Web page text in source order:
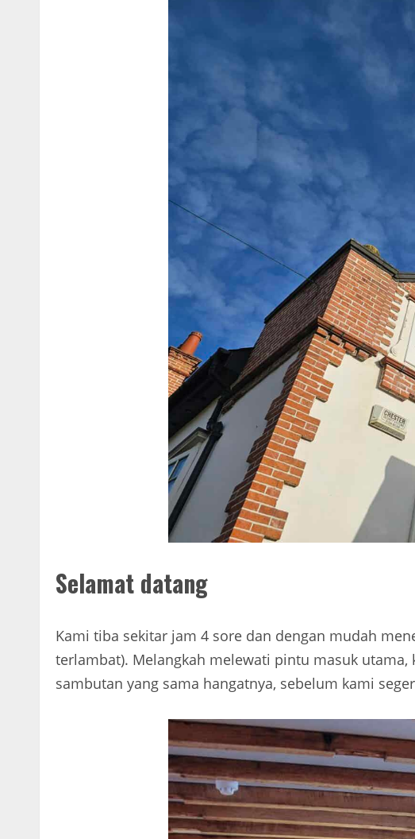
Selamat datang
Kami tiba sekitar jam 4 sore dan dengan mudah
terlambat). Melangkah melewati pintu masuk
sambutan yang sama hangatnya, sebelum kami